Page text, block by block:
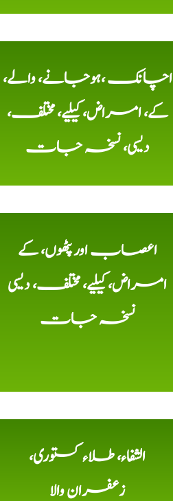
اچانک ،ہوجانے، والے،
کے، امراض، کیلیے، مختلف،
دیسی، نسخہ جات
اعصاب اور پٹھوں، کے
امراض، کیلیے، مختلف، دیسی
نسخہ جات
الشفاء، طلاء کستوری،
زعفران والا